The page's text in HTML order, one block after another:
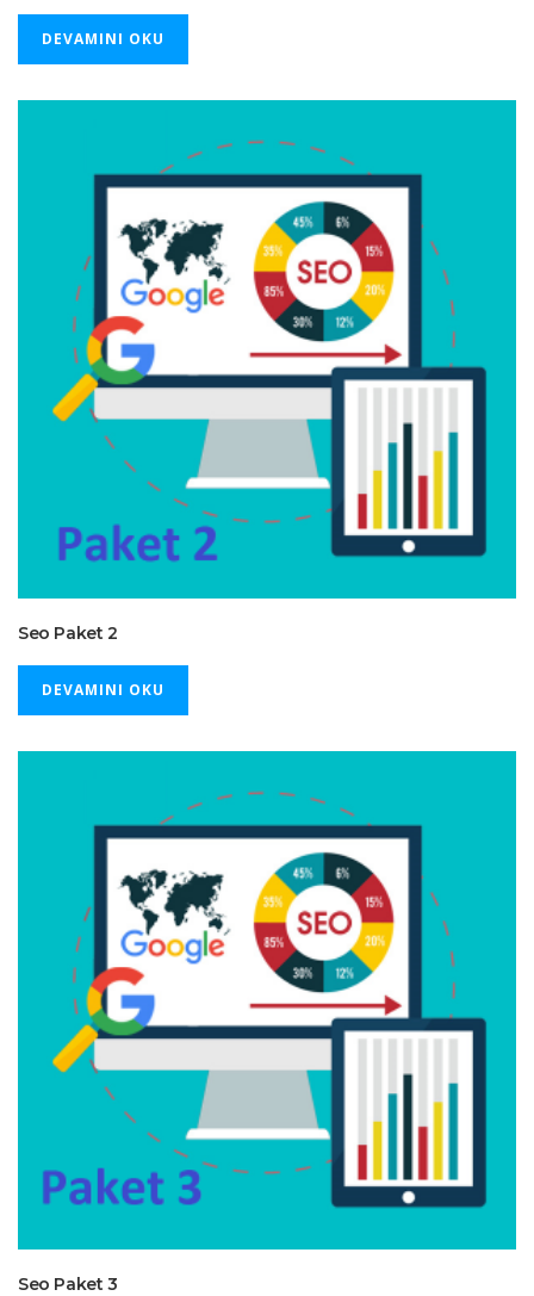
DEVAMINI OKU
Seo Paket 2
DEVAMINI OKU
Seo Paket 3